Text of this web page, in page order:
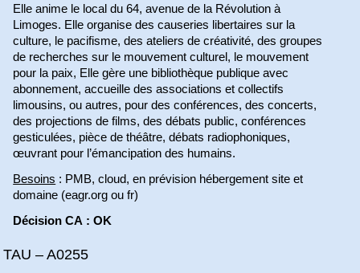
Elle anime le local du 64, avenue de la Révolution à
Limoges. Elle organise des causeries libertaires sur la
culture, le pacifisme, des ateliers de créativité, des groupes
de recherches sur le mouvement culturel, le mouvement
pour la paix, Elle gère une bibliothèque publique avec
abonnement, accueille des associations et collectifs
limousins, ou autres, pour des conférences, des concerts,
des projections de films, des débats public, conférences
gesticulées, pièce de théâtre, débats radiophoniques,
œuvrant pour l’émancipation des humains.
Besoins : PMB, cloud, en prévision hébergement site et
domaine (eagr.org ou fr)
Décision CA : OK
TAU – A0255